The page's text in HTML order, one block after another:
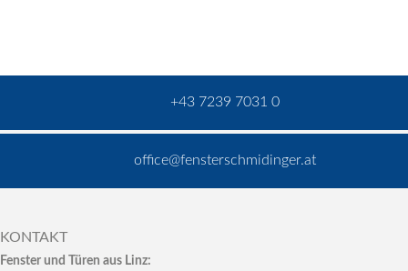
+43 7239 7031 0
office@fensterschmidinger.at
KONTAKT
Fenster und Türen aus Linz: